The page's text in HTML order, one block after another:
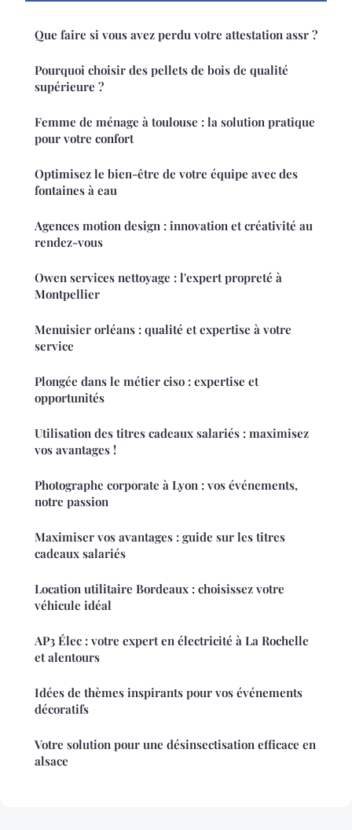
Que faire si vous avez perdu votre attestation assr ?
Pourquoi choisir des pellets de bois de qualité
supérieure ?
Femme de ménage à toulouse : la solution pratique
pour votre confort
Optimisez le bien-être de votre équipe avec des
fontaines à eau
Agences motion design : innovation et créativité au
rendez-vous
Owen services nettoyage : l'expert propreté à
Montpellier
Menuisier orléans : qualité et expertise à votre
service
Plongée dans le métier ciso : expertise et
opportunités
Utilisation des titres cadeaux salariés : maximisez
vos avantages !
Photographe corporate à Lyon : vos événements,
notre passion
Maximiser vos avantages : guide sur les titres
cadeaux salariés
Location utilitaire Bordeaux : choisissez votre
véhicule idéal
AP3 Élec : votre expert en électricité à La Rochelle
et alentours
Idées de thèmes inspirants pour vos événements
décoratifs
Votre solution pour une désinsectisation efficace en
alsace